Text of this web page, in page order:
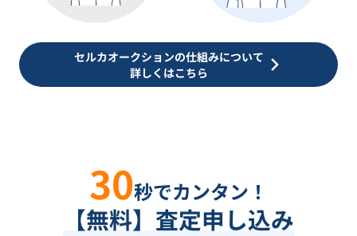
セルカオークションの仕組みについて
詳しくはこちら
30秒でカンタン！
【無料】査定申し込み